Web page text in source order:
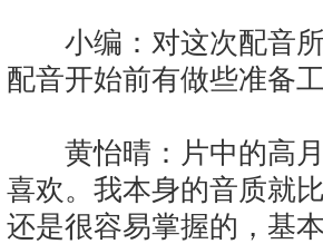
小编：对这次配音所
配音开始前有做些准备
黄怡晴：片中的高月
喜欢。我本身的音质就
还是很容易掌握的，基